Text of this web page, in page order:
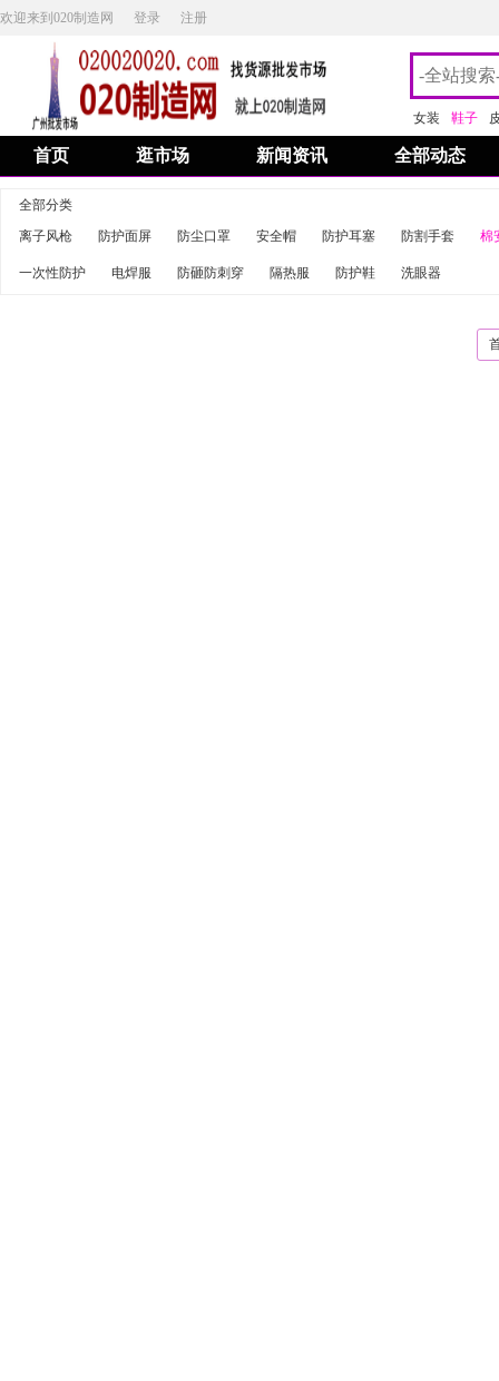
欢迎来到020制造网 登录 注册
女装 鞋子
首页 逛市场 新闻资讯 全部动态
全部分类
离子风枪
防护面屏 防尘口罩 安全帽 防护耳塞 防割手套 棉
一次性防护 电焊服 防砸防刺穿 隔热服 防护鞋 洗眼器